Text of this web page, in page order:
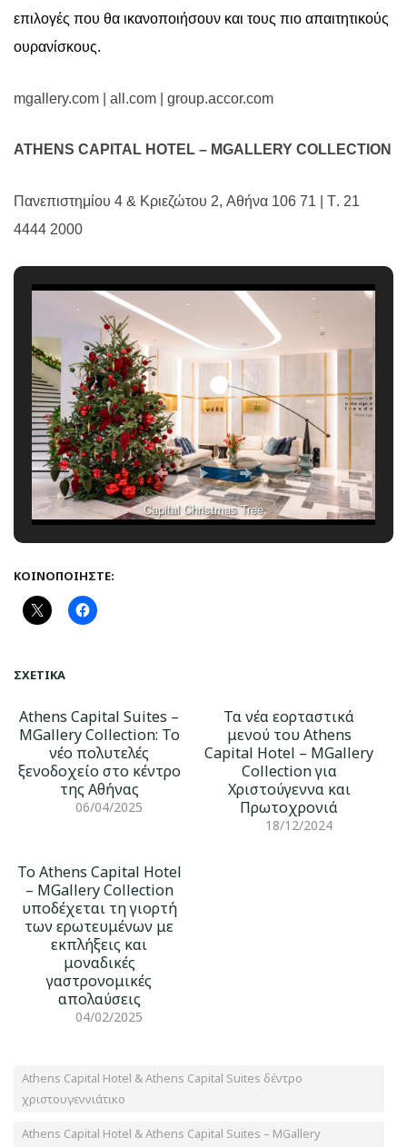
επιλογές που θα ικανοποιήσουν και τους πιο απαιτητικούς
ουρανίσκους.
mgallery.com | all.com | group.accor.com
ATHENS CAPITAL HOTEL – MGALLERY COLLECTION
Πανεπιστημίου 4 & Κριεζώτου 2, Αθήνα 106 71 | Τ. 21
4444 2000
Capital Christmas Tree
ΚΟΙΝΟΠΟΙΉΣΤΕ:
ΣΧΕΤΙΚΆ
Αthens Capital Suites –
MGallery Collection: Το
νέο πολυτελές
ξενοδοχείο στο κέντρο
της Αθήνας
06/04/2025
Τα νέα εορταστικά
μενού του Athens
Capital Hotel – MGallery
Collection για
Χριστούγεννα και
Πρωτοχρονιά
18/12/2024
Το Athens Capital Hotel
– MGallery Collection
υποδέχεται τη γιορτή
των ερωτευμένων με
εκπλήξεις και
μοναδικές
γαστρονομικές
απολαύσεις
04/02/2025
Athens Capital Hotel & Athens Capital Suites δέντρο
χριστουγεννιάτικο
Athens Capital Hotel & Athens Capital Suites – MGallery